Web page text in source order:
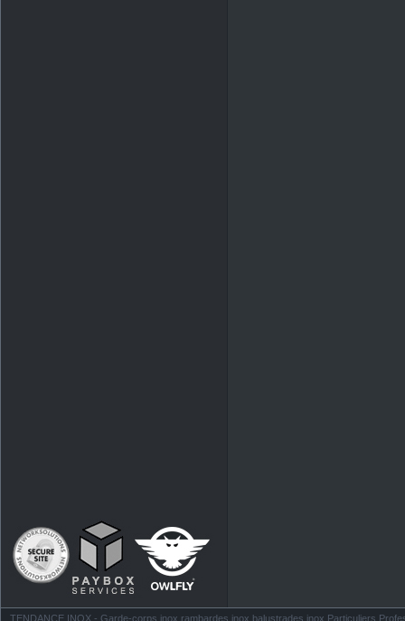
TENDANCE INOX - Garde-corps inox rambardes inox balustrades inox Particuliers